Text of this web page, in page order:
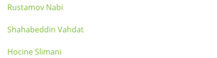
Rustamov Nabi
Shahabeddin Vahdat
Hocine Slimani